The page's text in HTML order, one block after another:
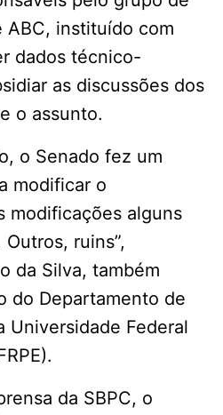
ABC, instituído com
dados técnico-
as discussões dos
o assunto.
o Senado fez um
modificar o
modificações alguns
ruins”,
da Silva, também
do Departamento de
Universidade Federal
da SBPC, o